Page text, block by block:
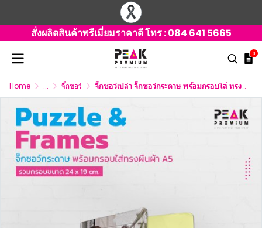
สั่งผลิตสินค้าพรีเมี่ยมราคาดี โทร :084 641 5665
0
Home ... จิ๊กซอว์ จิ๊กซอว์เปล่า จิ๊กซอว์กระดาษ พร้อมกรอบใส่ ทรงเหลี่ยมผืนผ้า